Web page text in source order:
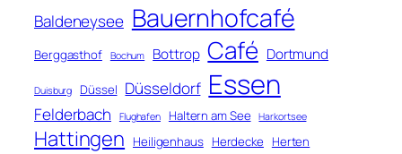
Baldeneysee Bauernhofcafé
Berggasthof Bochum Bottrop Café Dortmund
Duisburg Düssel Düsseldorf Essen
Felderbach Flughafen Haltern am See Harkortsee
Hattingen Heiligenhaus Herdecke Herten